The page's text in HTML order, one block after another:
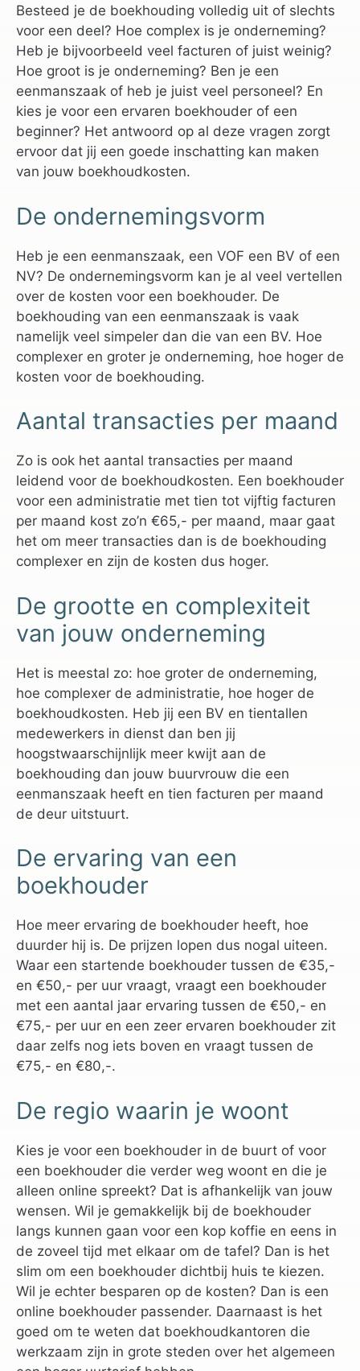
Besteed je de boekhouding volledig uit of slechts
voor een deel? Hoe complex is je onderneming?
Heb je bijvoorbeeld veel facturen of juist weinig?
Hoe groot is je onderneming? Ben je een
eenmanszaak of heb je juist veel personeel? En
kies je voor een ervaren boekhouder of een
beginner? Het antwoord op al deze vragen zorgt
ervoor dat jij een goede inschatting kan maken
van jouw boekhoudkosten.
De ondernemingsvorm
Heb je een eenmanszaak, een VOF een BV of een
NV? De ondernemingsvorm kan je al veel vertellen
over de kosten voor een boekhouder. De
boekhouding van een eenmanszaak is vaak
namelijk veel simpeler dan die van een BV. Hoe
complexer en groter je onderneming, hoe hoger de
kosten voor de boekhouding.
Aantal transacties per maand
Zo is ook het aantal transacties per maand
leidend voor de boekhoudkosten. Een boekhouder
voor een administratie met tien tot vijftig facturen
per maand kost zo’n €65,- per maand, maar gaat
het om meer transacties dan is de boekhouding
complexer en zijn de kosten dus hoger.
De grootte en complexiteit
van jouw onderneming
Het is meestal zo: hoe groter de onderneming,
hoe complexer de administratie, hoe hoger de
boekhoudkosten. Heb jij een BV en tientallen
medewerkers in dienst dan ben jij
hoogstwaarschijnlijk meer kwijt aan de
boekhouding dan jouw buurvrouw die een
eenmanszaak heeft en tien facturen per maand
de deur uitstuurt.
De ervaring van een
boekhouder
Hoe meer ervaring de boekhouder heeft, hoe
duurder hij is. De prijzen lopen dus nogal uiteen.
Waar een startende boekhouder tussen de €35,-
en €50,- per uur vraagt, vraagt een boekhouder
met een aantal jaar ervaring tussen de €50,- en
€75,- per uur en een zeer ervaren boekhouder zit
daar zelfs nog iets boven en vraagt tussen de
€75,- en €80,-.
De regio waarin je woont
Kies je voor een boekhouder in de buurt of voor
een boekhouder die verder weg woont en die je
alleen online spreekt? Dat is afhankelijk van jouw
wensen. Wil je gemakkelijk bij de boekhouder
langs kunnen gaan voor een kop koffie en eens in
de zoveel tijd met elkaar om de tafel? Dan is het
slim om een boekhouder dichtbij huis te kiezen.
Wil je echter besparen op de kosten? Dan is een
online boekhouder passender. Daarnaast is het
goed om te weten dat boekhoudkantoren die
werkzaam zijn in grote steden over het algemeen